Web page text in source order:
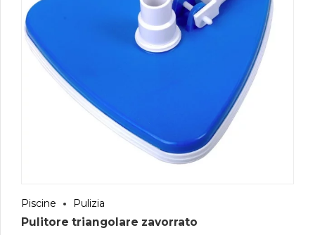
Piscine Pulizia
Pulitore triangolare zavorrato